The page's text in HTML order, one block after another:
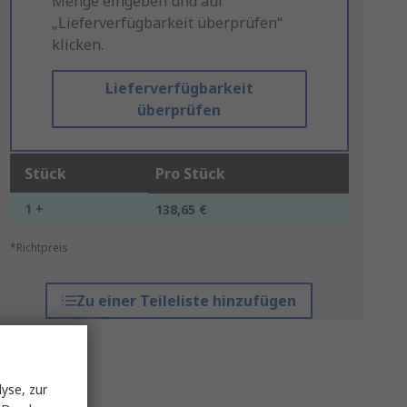
„Lieferverfügbarkeit überprüfen“
klicken.
Lieferverfügbarkeit
überprüfen
Stück Pro Stück
1 + 138,65 €
*Richtpreis
Zu einer Teileliste hinzufügen
zur